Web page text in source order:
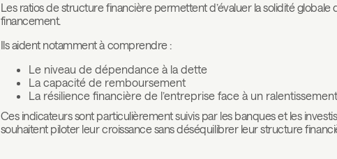
Les ratios de structure financière permettent d’évaluer la solidité globale
financement.
Ils aident notamment à comprendre :
Le niveau de dépendance à la dette
La capacité de remboursement
La résilience financière de l’entreprise face à un
Ces indicateurs sont particulièrement suivis par les banques et les
souhaitent piloter leur croissance sans déséquilibrer leur structure